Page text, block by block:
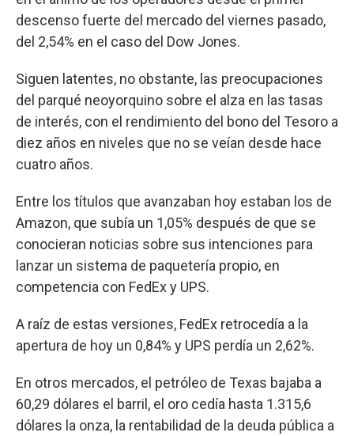
descenso fuerte del mercado del viernes pasado,
del 2,54% en el caso del Dow Jones.
Siguen latentes, no obstante, las preocupaciones
del parqué neoyorquino sobre el alza en las tasas
de interés, con el rendimiento del bono del Tesoro a
diez años en niveles que no se veían desde hace
cuatro años.
Entre los títulos que avanzaban hoy estaban los de
Amazon, que subía un 1,05% después de que se
conocieran noticias sobre sus intenciones para
lanzar un sistema de paquetería propio, en
competencia con FedEx y UPS.
A raíz de estas versiones, FedEx retrocedía a la
apertura de hoy un 0,84% y UPS perdía un 2,62%.
En otros mercados, el petróleo de Texas bajaba a
60,29 dólares el barril, el oro cedía hasta 1.315,6
dólares la onza, la rentabilidad de la deuda pública a